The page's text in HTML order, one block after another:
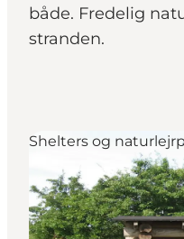
både. Fredelig
stranden.
Shelters og